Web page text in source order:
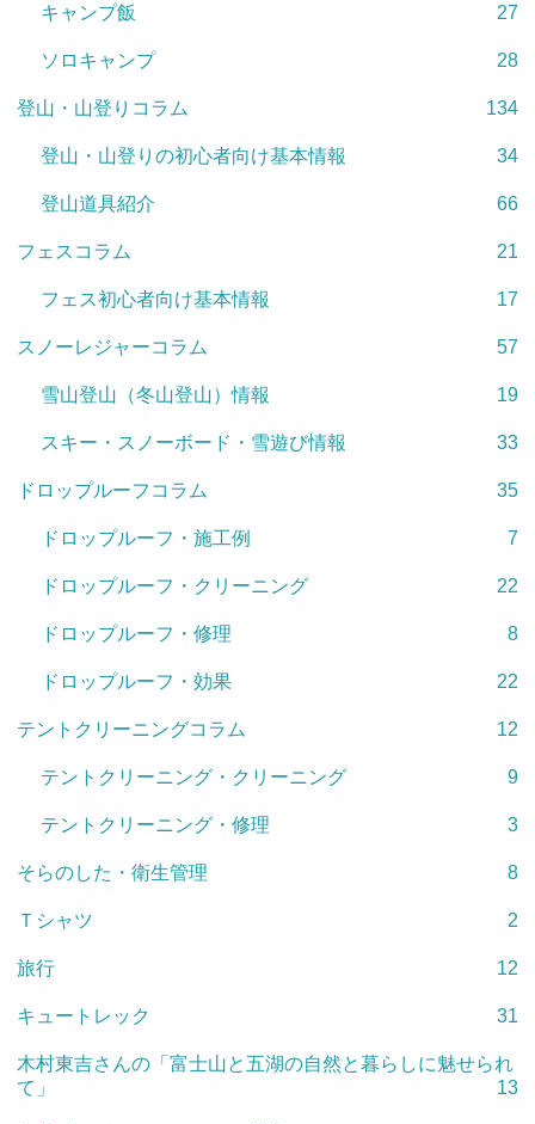
キャンプ飯 27
ソロキャンプ 28
登山・山登りコラム 134
登山・山登りの初心者向け基本情報 34
登山道具紹介 66
フェスコラム 21
フェス初心者向け基本情報 17
スノーレジャーコラム 57
雪山登山（冬山登山）情報 19
スキー・スノーボード・雪遊び情報 33
ドロップルーフコラム 35
ドロップルーフ・施工例 7
ドロップルーフ・クリーニング 22
ドロップルーフ・修理 8
ドロップルーフ・効果 22
テントクリーニングコラム 12
テントクリーニング・クリーニング 9
テントクリーニング・修理 3
そらのした・衛生管理 8
Ｔシャツ 2
旅行 12
キュートレック 31
木村東吉さんの「富士山と五湖の自然と暮らしに魅せられ
て」
13